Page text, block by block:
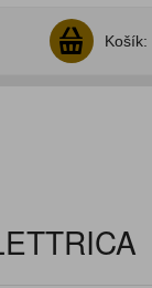
Košík: